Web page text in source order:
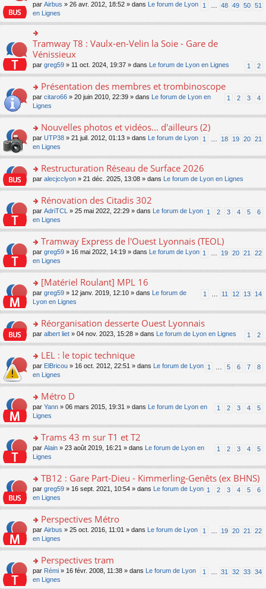
ult
le
m
s
s
e
n
o
n
lu
pl
s
ré
c
e
1 48 49 50 51
par Airbus » 26 avr. 2012, 18:52 » dans
Le forum de Lyon
en Lignes
o
n
ult
er
le
m
e
s
a
g
e
n
o
n
pl
u
s
ré
c
nt
Tramway T8 : Vaulx-en-Velin la Soie - Gare de
Vénissieux
1 2
par greg59 » 11 oct. 2024, 19:37 » dans Le forum de Lyon en Lignes
o
s
er
le
m
e
s
s
e
n
o
n
lu
pl
ré
c
nt
Présentation des membres et trombinoscope
1 2 3 4
par citaro66 » 20 juin 2010, 22:39 » dans
Le forum de Lyon en
Lignes
o
n
s
er
le
m
e
s
s
e
n
o
n
lu
pl
ré
c
e
Nouvelles photos et vidéos... d'ailleurs (2)
1 18 19 20 21
par UTP38 » 21 juil. 2012, 01:13 » dans
Le forum de Lyon
en Lignes
o
n
ult
er
le
m
e
s
s
e
n
o
n
lu
pl
s
ré
c
e
Restructuration Réseau de Surface 2026
par alecjcclyon » 21 déc. 2025, 13:08 » dans Le forum de Lyon en Lignes
o
n
s
er
le
m
e
s
s
a
n
o
n
lu
pl
ré
c
nt
Rénovation des Citadis 302
1 2 3 4 5 6
par AdriTCL » 25 mai 2022, 22:29 » dans
Le forum de Lyon
en Lignes
o
n
s
er
le
m
e
s
s
e
n
o
n
lu
pl
ré
c
nt
Tramway Express de l'Ouest Lyonnais (TEOL)
1 19 20 21 22
par greg59 » 16 mai 2022, 14:19 » dans
Le forum de Lyon
en Lignes
o
s
er
le
m
e
s
s
e
n
o
n
lu
pl
ré
c
e
nt
[Matériel Roulant] MPL 16
1 11 12 13 14
par greg59 » 12 janv. 2019, 12:10 » dans
Le forum de
Lyon en Lignes
o
n
ult
er
le
m
e
s
s
e
n
o
n
lu
pl
ré
c
e
nt
Réorganisation desserte Ouest Lyonnais
1 2
par albert liet » 04 nov. 2023, 15:28 » dans Le forum de Lyon en Lignes
o
n
s
er
le
m
e
s
s
a
n
o
n
lu
le
u
c
e
nt
LEL : le topic technique
1 5 6 7 8
par ElBricou » 16 oct. 2012, 22:51 » dans
Le forum de Lyon
en Lignes
o
s
er
le
m
e
s
s
a
n
o
n
lu
le
u
Métro D
1 2 3 4 5
par Yann » 06 mars 2015, 19:31 » dans
Le forum de Lyon en
Lignes
o
s
er
le
m
e
s
s
a
n
o
n
Trams 43 m sur T1 et T2
1 2 3 4 5
par Alain » 23 août 2019, 16:21 » dans
Le forum de Lyon en
Lignes
o
n
s
er
le
m
e
s
s
a
TB12 : Gare Part-Dieu - Kimmerling-Genêts (ex BHNS)
1 2 3 4 5 6
par greg59 » 16 sept. 2021, 10:54 » dans
Le forum de Lyon
en Lignes
o
n
s
er
le
m
Perspectives Métro
1 19 20 21 22
par Airbus » 25 oct. 2016, 11:01 » dans
Le forum de Lyon
en Lignes
o
n
Perspectives tram
1 31 32 33 34
par Rémi » 16 févr. 2008, 11:38 » dans
Le forum de Lyon
en Lignes